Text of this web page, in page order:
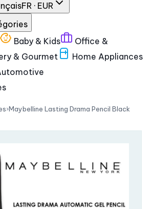
FR · EUR
Baby & Kids
Office &
& Gourmet
Home Appliances
›Maybelline Lasting Drama Pencil Black